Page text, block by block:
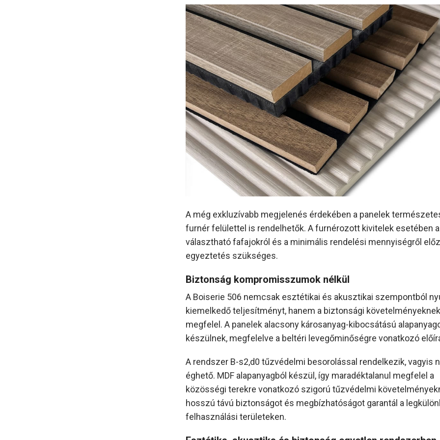
A még exkluzívabb megjelenés érdekében a panelek
furnér felülettel is rendelhetők. A furnérozott kivitelek esetében a
választható fafajokról és a minimális rendelési mennyiségről
egyeztetés szükséges.
Biztonság kompromisszumok nélkül
A Boiserie 506 nemcsak esztétikai és akusztikai szempontból
kiemelkedő teljesítményt, hanem a biztonsági
megfelel. A panelek alacsony károsanyag-kibocsátású
készülnek, megfelelve a beltéri levegőminőségre vonatkozó
A rendszer B-s2,d0 tűzvédelmi besorolással rendelkezik, vagyis
éghető. MDF alapanyagból készül, így maradéktalanul megfelel a
közösségi terekre vonatkozó szigorú tűzvédelmi
hosszú távú biztonságot és megbízhatóságot garantál a
felhasználási területeken.